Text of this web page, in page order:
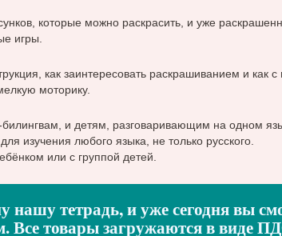
которые можно раскрасить, и уже
игры.
как заинтересовать раскрашиванием и как
моторику.
и детям, разговаривающим на одном
изучения любого языка, не только русского.
или с группой детей.
нашу тетрадь, и уже сегодня вы
Все товары загружаются в виде